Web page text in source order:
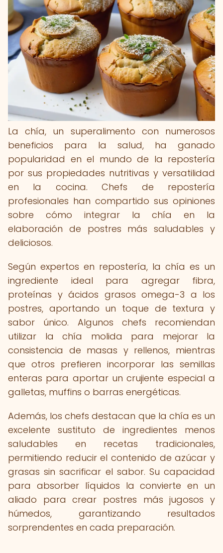
La chía, un superalimento con numerosos
beneficios para la salud, ha ganado
popularidad en el mundo de la repostería
por sus propiedades nutritivas y versatilidad
en la cocina. Chefs de repostería
profesionales han compartido sus opiniones
sobre cómo integrar la chía en la
elaboración de postres más saludables y
deliciosos.
Según expertos en repostería, la chía es un
ingrediente ideal para agregar fibra,
proteínas y ácidos grasos omega-3 a los
postres, aportando un toque de textura y
sabor único. Algunos chefs recomiendan
utilizar la chía molida para mejorar la
consistencia de masas y rellenos, mientras
que otros prefieren incorporar las semillas
enteras para aportar un crujiente especial a
galletas, muffins o barras energéticas.
Además, los chefs destacan que la chía es un
excelente sustituto de ingredientes menos
saludables en recetas tradicionales,
permitiendo reducir el contenido de azúcar y
grasas sin sacrificar el sabor. Su capacidad
para absorber líquidos la convierte en un
aliado para crear postres más jugosos y
húmedos, garantizando resultados
sorprendentes en cada preparación.